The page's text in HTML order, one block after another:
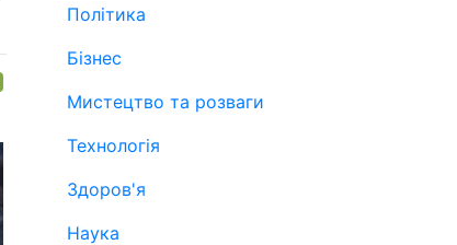
Політика
Бізнес
Мистецтво та розваги
Технологія
Здоров'я
Наука